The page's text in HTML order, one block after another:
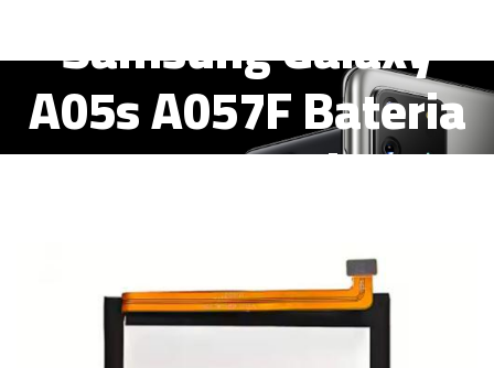
Samsung Galaxy
A05s A057F Bateria
5000mAh